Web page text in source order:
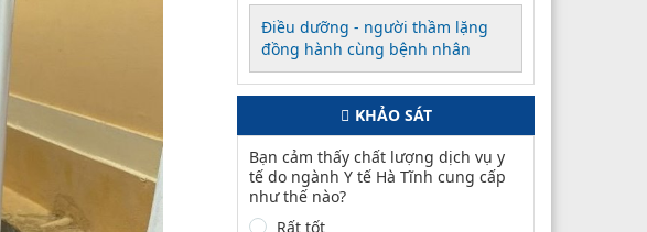
Điều dưỡng - người thầm lặng
đồng hành cùng bệnh nhân
KHẢO SÁT
Bạn cảm thấy chất lượng dịch vụ y
tế do ngành Y tế Hà Tĩnh cung cấp
như thế nào?
Rất tốt